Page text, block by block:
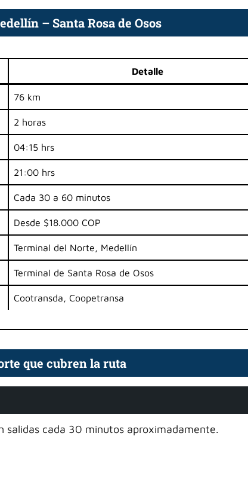
– Santa Rosa de Osos
Detalle
76 km
2 horas
04:15 hrs
21:00 hrs
Cada 30 a 60 minutos
Desde $18.000 COP
Terminal del Norte, Medellín
Terminal de Santa Rosa de Osos
Cootransda, Coopetransa
que cubren la ruta
salidas cada 30 minutos aproximadamente.